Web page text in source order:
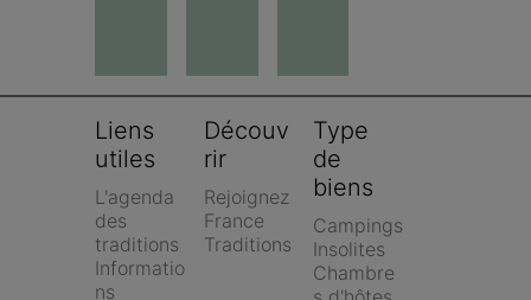
Liens
utiles
L'agenda
des
traditions
Informatio
ns
Découv
rir
Rejoignez
France
Traditions
Type
de
biens
Campings
Insolites
Chambre